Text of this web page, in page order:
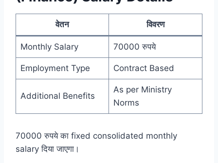
वेतन विवरण
Monthly Salary 70000 रुपये
Employment Type Contract Based
Additional Benefits
As per Ministry
Norms
70000 रुपये का fixed consolidated monthly
salary दिया जाएगा।